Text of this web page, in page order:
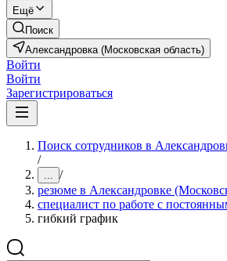
Ещё
Поиск
Александровка (Московская область)
Войти
Войти
Зарегистрироваться
Поиск сотрудников в
/
... /
резюме в Александровке
специалист по работе с
гибкий график